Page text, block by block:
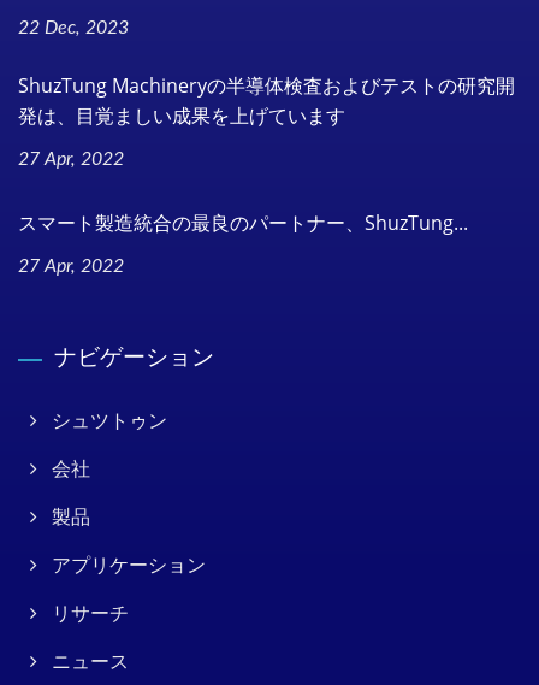
22 Dec, 2023
ShuzTung Machineryの半導体検査およびテストの研究開
発は、目覚ましい成果を上げています
27 Apr, 2022
スマート製造統合の最良のパートナー、ShuzTung...
27 Apr, 2022
ナビゲーション
シュツトゥン
会社
製品
アプリケーション
リサーチ
ニュース